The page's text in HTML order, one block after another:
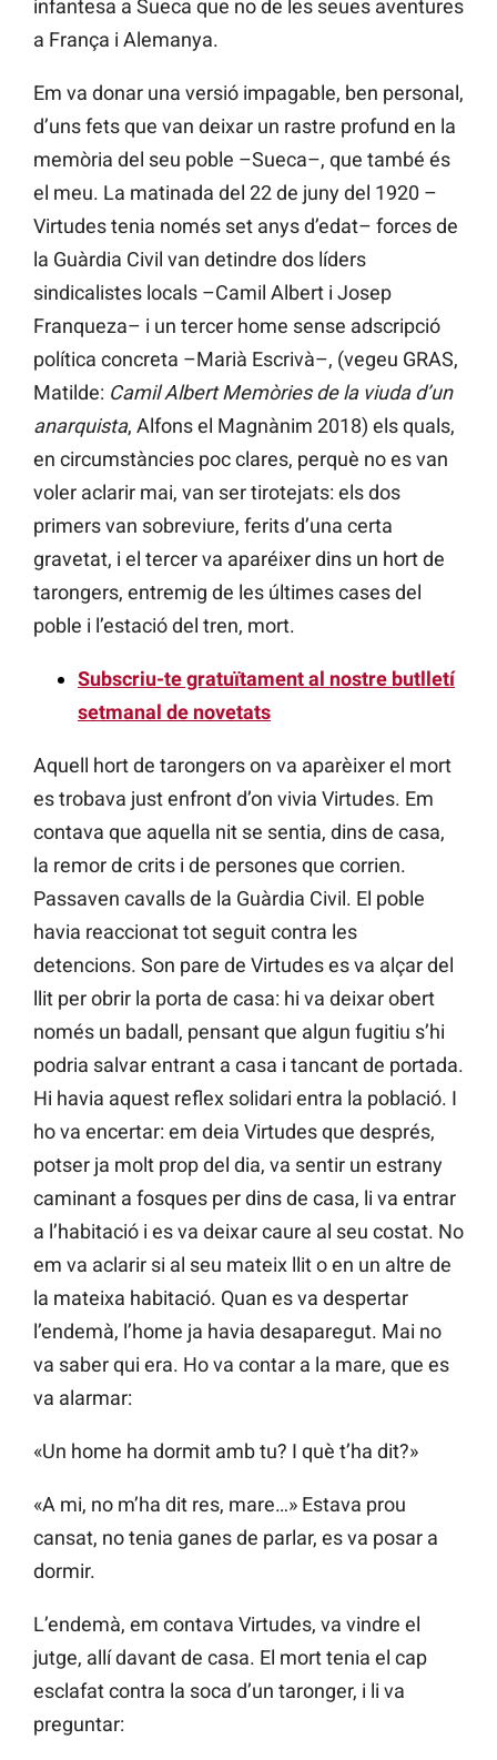
infantesa a Sueca que no de les seues aventures
a França i Alemanya.
Em va donar una versió impagable, ben personal,
d’uns fets que van deixar un rastre profund en la
memòria del seu poble –Sueca–, que també és
el meu. La matinada del 22 de juny del 1920 –
Virtudes tenia només set anys d’edat– forces de
la Guàrdia Civil van detindre dos líders
sindicalistes locals –Camil Albert i Josep
Franqueza– i un tercer home sense adscripció
política concreta –Marià Escrivà–, (vegeu GRAS,
Matilde: Camil Albert Memòries de la viuda d’un
anarquista, Alfons el Magnànim 2018) els quals,
en circumstàncies poc clares, perquè no es van
voler aclarir mai, van ser tirotejats: els dos
primers van sobreviure, ferits d’una certa
gravetat, i el tercer va aparéixer dins un hort de
tarongers, entremig de les últimes cases del
poble i l’estació del tren, mort.
Subscriu-te gratuïtament al nostre butlletí
setmanal de novetats
Aquell hort de tarongers on va aparèixer el mort
es trobava just enfront d’on vivia Virtudes. Em
contava que aquella nit se sentia, dins de casa,
la remor de crits i de persones que corrien.
Passaven cavalls de la Guàrdia Civil. El poble
havia reaccionat tot seguit contra les
detencions. Son pare de Virtudes es va alçar del
llit per obrir la porta de casa: hi va deixar obert
només un badall, pensant que algun fugitiu s’hi
podria salvar entrant a casa i tancant de portada.
Hi havia aquest reflex solidari entra la població. I
ho va encertar: em deia Virtudes que després,
potser ja molt prop del dia, va sentir un estrany
caminant a fosques per dins de casa, li va entrar
a l’habitació i es va deixar caure al seu costat. No
em va aclarir si al seu mateix llit o en un altre de
la mateixa habitació. Quan es va despertar
l’endemà, l’home ja havia desaparegut. Mai no
va saber qui era. Ho va contar a la mare, que es
va alarmar:
«Un home ha dormit amb tu? I què t’ha dit?»
«A mi, no m’ha dit res, mare…» Estava prou
cansat, no tenia ganes de parlar, es va posar a
dormir.
L’endemà, em contava Virtudes, va vindre el
jutge, allí davant de casa. El mort tenia el cap
esclafat contra la soca d’un taronger, i li va
preguntar: